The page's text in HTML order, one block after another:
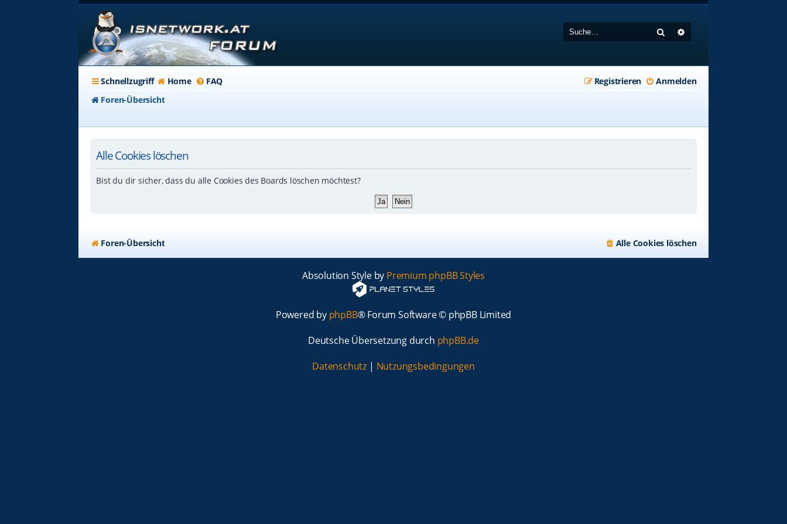
Suche
Schnellzugriff Home FAQ Anmelden
Registrieren
Foren-Übersicht
Alle Cookies löschen
Bist du dir sicher, dass du alle Cookies des Boards löschen möchtest?
Foren-Übersicht Alle Cookies löschen
Absolution Style by Premium phpBB Styles
Powered by phpBB® Forum Software © phpBB Limited
Deutsche Übersetzung durch phpBB.de
Datenschutz | Nutzungsbedingungen